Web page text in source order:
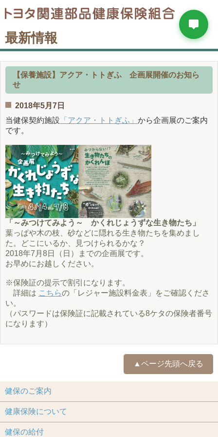
最新情報
【保養施設】アクア・トトぎふ 企画展開催のお知ら
せ
2018年5月7日
当健保契約施設 「アクア・トトぎふ」 から企画展のご案内
です。
「～みつけてみよう～ かくれじょうずな生き物たち」
葉っぱや木の枝、砂などに隠れる生き物たちを集めまし
た。どこにいるか、見つけられるかな？
2018年7月8日（日）までの企画展です。
お早めにお越しください。
※保険証の提示で割引になります。
詳細は こちらの「レジャー施設料金表」をご確認くださ
い。
（パスワードは保険証に記載されている8ケタの保険者番号
になります）
▲ページ先頭へ戻る
健保のご案内
健康保険について
健保の給付